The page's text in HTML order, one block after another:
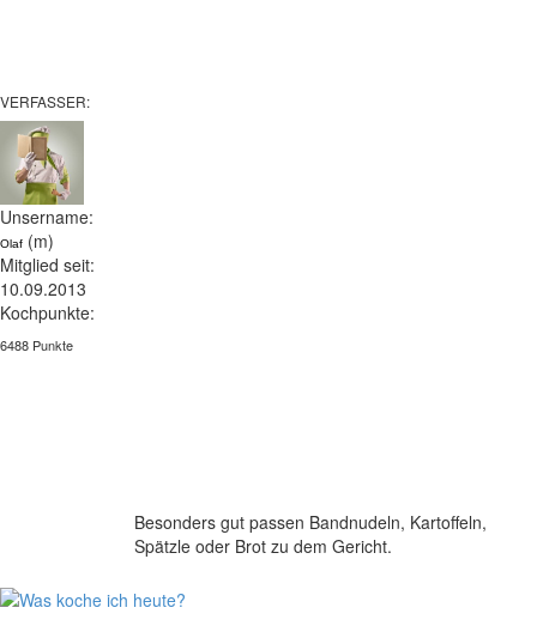
VERFASSER:
Unsername:
Olaf (m)
Mitglied seit:
10.09.2013
Kochpunkte:
6488 Punkte
Besonders gut passen Bandnudeln, Kartoffeln,
Spätzle oder Brot zu dem Gericht.